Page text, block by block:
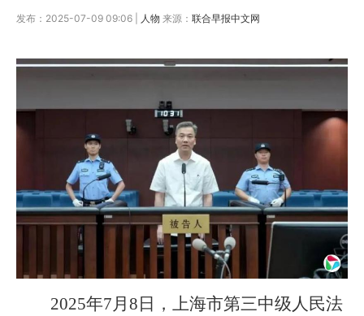
发布：2025-07-09 09:06 | 人物 来源： 联合早报中文网
2025年7月8日，上海市第三中级人民法